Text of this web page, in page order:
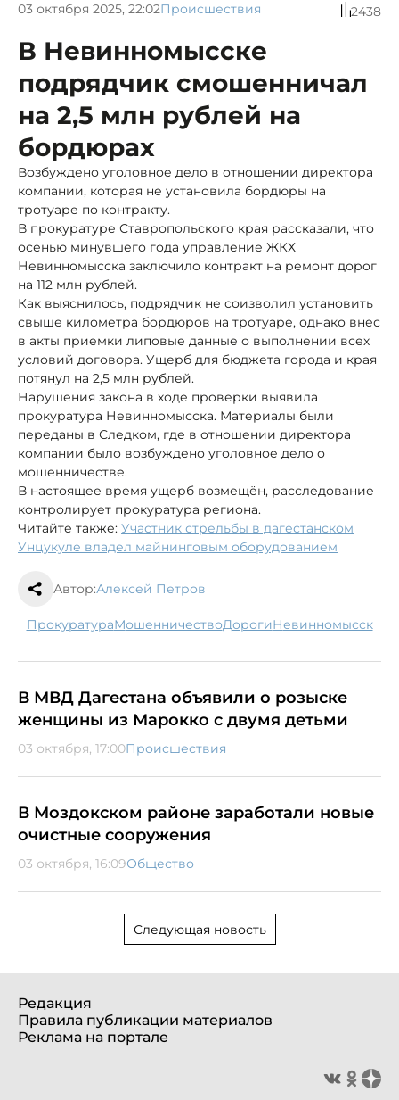
03 октября 2025, 22:02Происшествия 2438
В Невинномысске
подрядчик смошенничал
на 2,5 млн рублей на
бордюрах
Возбуждено уголовное дело в отношении директора
компании, которая не установила бордюры на
тротуаре по контракту.
В прокуратуре Ставропольского края рассказали, что
осенью минувшего года управление ЖКХ
Невинномысска заключило контракт на ремонт дорог
на 112 млн рублей.
Как выяснилось, подрядчик не соизволил установить
свыше километра бордюров на тротуаре, однако внес
в акты приемки липовые данные о выполнении всех
условий договора. Ущерб для бюджета города и края
потянул на 2,5 млн рублей.
Нарушения закона в ходе проверки выявила
прокуратура Невинномысска. Материалы были
переданы в Следком, где в отношении директора
компании было возбуждено уголовное дело о
мошенничестве.
В настоящее время ущерб возмещён, расследование
контролирует прокуратура региона.
Читайте также: Участник стрельбы в дагестанском
Унцукуле владел майнинговым оборудованием
Автор:Алексей Петров
прокуратура мошенничество дороги Невинномысск
В МВД Дагестана объявили о розыске
женщины из Марокко с двумя детьми
03 октября, 17:00Происшествия
В Моздокском районе заработали новые
очистные сооружения
03 октября, 16:09Общество
Следующая новость
Редакция
Правила публикации материалов
Реклама на портале